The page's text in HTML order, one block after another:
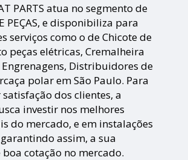
PARTS atua no segmento de
PEÇAS, e disponibiliza para
serviços como o de Chicote de
peças elétricas, Cremalheira
Distribuidores de
polar em São Paulo. Para
dos clientes, a
investir nos melhores
do mercado, e em instalações
assim, a sua
boa cotação no mercado.